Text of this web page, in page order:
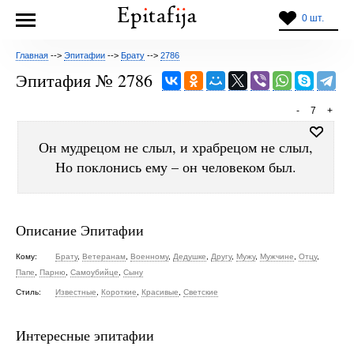
0 шт.
Главная --> Эпитафии --> Брату --> 2786
Эпитафия № 2786
+
7
-
Он мудрецом не слыл, и храбрецом не слыл,
Но поклонись ему – он человеком был.
Описание Эпитафии
Кому: Брату, Ветеранам Военному, Дедушке Другу, Мужу, Мужчине Отцу,
Папе
Парню Самоубийце Сыну
Стиль: Известные Короткие Красивые Светские
Интересные эпитафии